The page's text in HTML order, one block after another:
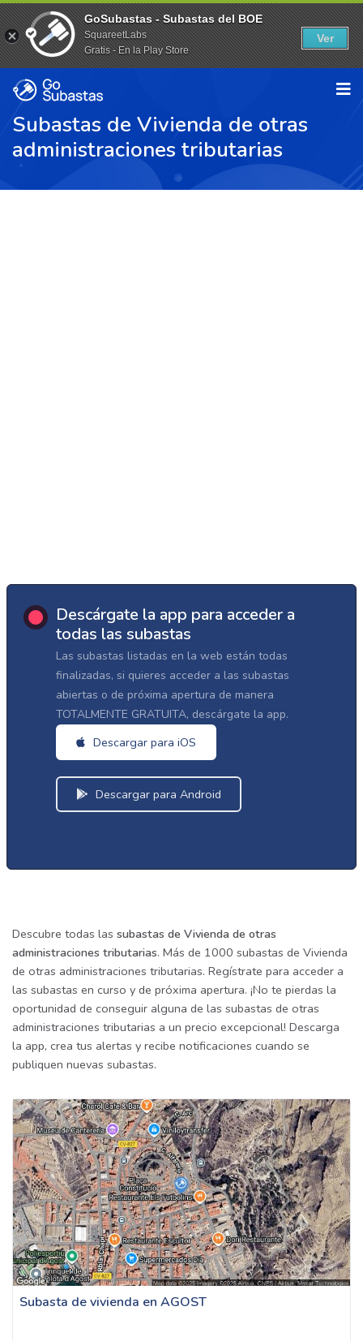
Subastas de Vivienda de otras
administraciones tributarias
Descárgate la app para acceder a
todas las subastas
Las subastas listadas en la web están todas
finalizadas, si quieres acceder a las subastas
abiertas o de próxima apertura de manera
TOTALMENTE GRATUITA, descárgate la app.
Descargar para iOS
Descargar para Android
Descubre todas las subastas de Vivienda de otras
administraciones tributarias. Más de 1000 subastas de Vivienda
de otras administraciones tributarias. Regístrate para acceder a
las subastas en curso y de próxima apertura. ¡No te pierdas la
oportunidad de conseguir alguna de las subastas de otras
administraciones tributarias a un precio excepcional! Descarga
la app, crea tus alertas y recibe notificaciones cuando se
publiquen nuevas subastas.
Subasta de vivienda en AGOST
GoSubastas - Subastas del BOE
SquareetLabs
Gratis - En la Play Store
Ver